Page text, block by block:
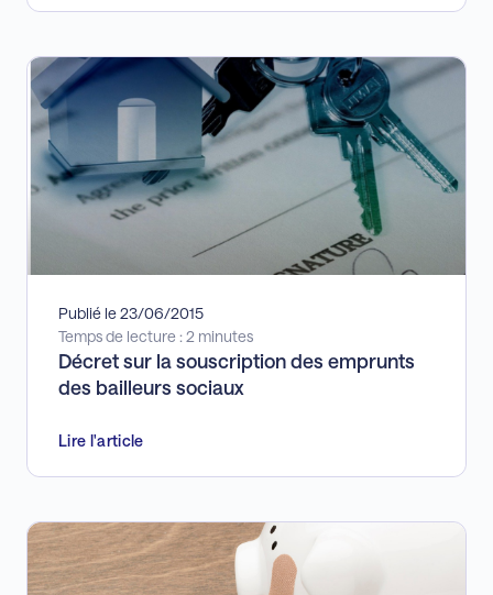
Publié le 23/06/2015
Temps de lecture : 2 minutes
Décret sur la souscription des emprunts
des bailleurs sociaux
Lire l'article